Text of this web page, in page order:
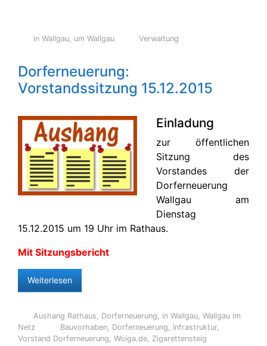
in Wallgau, um Wallgau Verwaltung
Dorferneuerung:
Vorstandssitzung 15.12.2015
Einladung
zur öffentlichen
Sitzung des
Vorstandes der
Dorferneuerung
Wallgau am
Dienstag
15.12.2015 um 19 Uhr im Rathaus.
Mit Sitzungsbericht
Weiterlesen
Aushang Rathaus, Dorferneuerung, in Wallgau, Wallgau im
Netz
Bauvorhaben, Dorferneuerung, Infrastruktur,
Vorstand Dorferneuerung, Woiga.de, Zigarettensteig